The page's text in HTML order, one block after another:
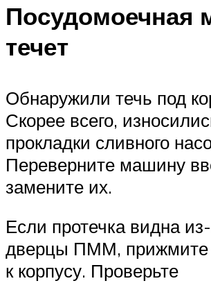
Посудомоечная
течет
Обнаружили течь под
Скорее всего,
прокладки сливного
Переверните машину
замените их.
Если протечка видна
дверцы ПММ, прижмите
к корпусу. Проверьте